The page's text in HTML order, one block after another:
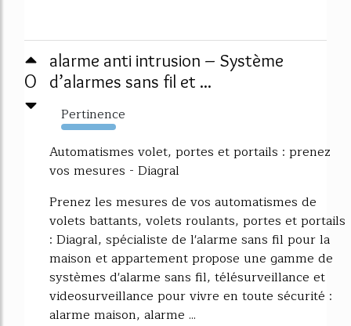
0
alarme anti intrusion – Système
d’alarmes sans fil et ...
Pertinence
5676%
Automatismes volet, portes et portails : prenez
vos mesures - Diagral
Prenez les mesures de vos automatismes de
volets battants, volets roulants, portes et portails
: Diagral, spécialiste de l'alarme sans fil pour la
maison et appartement propose une gamme de
systèmes d'alarme sans fil, télésurveillance et
videosurveillance pour vivre en toute sécurité :
alarme maison, alarme ...